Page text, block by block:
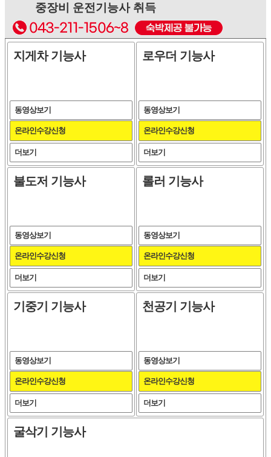
중장비 운전기능사 취득
지게차 기능사
더보기
온라인수강신청
동영상보기
로우더 기능사
더보기
온라인수강신청
동영상보기
불도저 기능사
더보기
온라인수강신청
동영상보기
롤러 기능사
더보기
온라인수강신청
동영상보기
기중기 기능사
더보기
온라인수강신청
동영상보기
천공기 기능사
더보기
온라인수강신청
동영상보기
굴삭기 기능사